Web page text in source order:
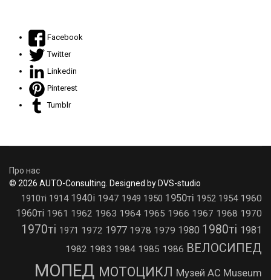
Facebook
Twitter
Linkedin
Pinterest
Tumblr
Про нас
© 2026 AUTO-Consulting. Designed by DVS-studio
1910ті 1914 1940і 1947 1949 1950 1950ті 1952 1954 1960
1960ті 1961 1962 1963 1964 1965 1966 1967 1968 1970
1970ті 1971 1972 1977 1978 1979 1980 1980ті 1981
1982 1983 1984 1985 1986 ВЕЛОСИПЕД
МОПЕД МОТОЦИКЛ Музей AC Museum